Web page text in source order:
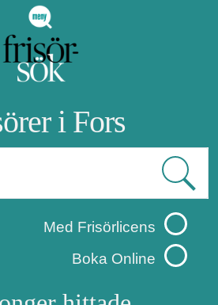
i Fors
Med Frisörlicens
Boka Online